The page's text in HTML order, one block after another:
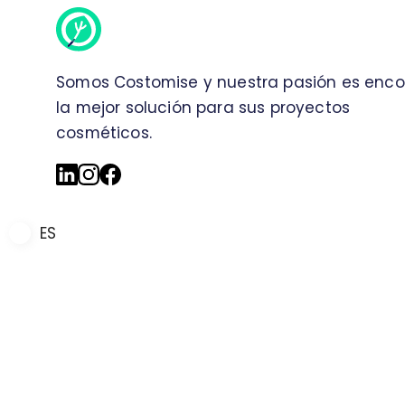
Somos Costomise y nuestra pasión es
la mejor solución para sus proyectos
cosméticos.
ES